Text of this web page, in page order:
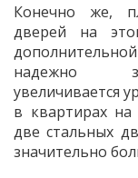
Конечно же,
дверей на
надежно
увеличивается
в квартирах
две стальных
значительно